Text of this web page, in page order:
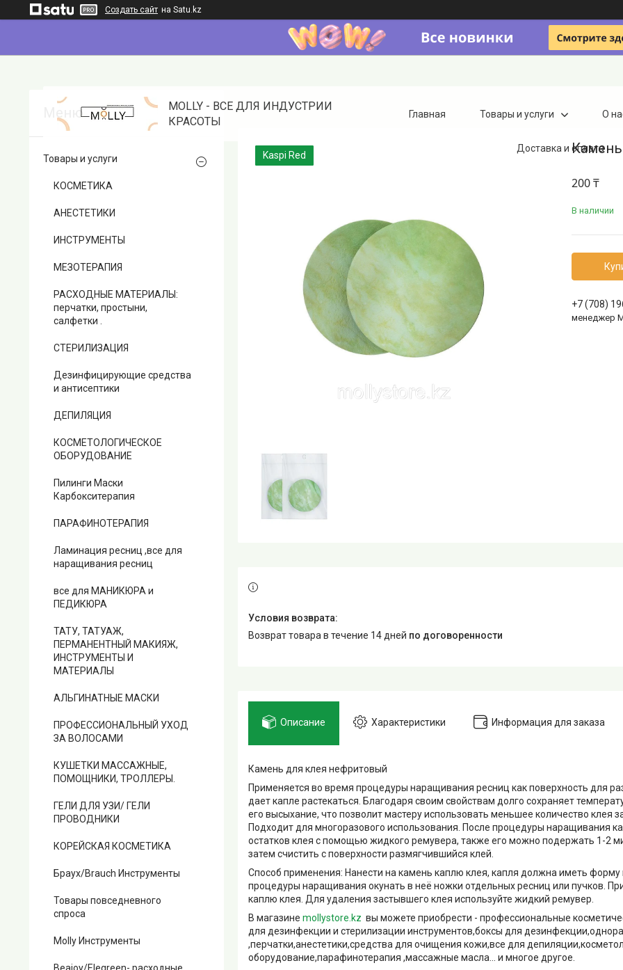
Создать сайт на Satu.kz
MOLLY - ВСЕ ДЛЯ ИНДУСТРИИ
КРАСОТЫ
Главная Товары и услуги О
Доставка и оплата
Kaspi Red
200 ₸
В наличии
+7 (708)
менеджер
возврат товара в течение 14 дней по договоренности
Описание Характеристики Информация для заказа
Камень для клея нефритовый
Применяется во время процедуры наращивания ресниц как поверхность для
дает капле растекаться. Благодаря своим свойствам долго сохраняет
его высыхание, что позволит мастеру использовать меньшее количество клея
Подходит для многоразового использования. После процедуры наращивания
остатков клея с помощью жидкого ремувера, также его можно подержать 1-2
затем счистить с поверхности размягчившийся клей.
Способ применения: Нанести на камень каплю клея, капля должна иметь форму
процедуры наращивания окунать в неё ножки отдельных ресниц или пучков.
каплю клея. Для удаления застывшего клея используйте жидкий ремувер.
В магазине mollystore.kz вы можете приобрести - профессиональные
для дезинфекции и стерилизации инструментов,боксы для
,перчатки,анестетики,средства для очищения кожи,все для
оборудование,парафинотерапия ,массажные масла... и многое другое.
Товары и услуги
КОСМЕТИКА
АНЕСТЕТИКИ
ИНСТРУМЕНТЫ
МЕЗОТЕРАПИЯ
РАСХОДНЫЕ МАТЕРИАЛЫ:
перчатки, простыни,
салфетки .
СТЕРИЛИЗАЦИЯ
Дезинфицирующие средства
и антисептики
ДЕПИЛЯЦИЯ
КОСМЕТОЛОГИЧЕСКОЕ
ОБОРУДОВАНИЕ
Пилинги Маски
Карбокситерапия
ПАРАФИНОТЕРАПИЯ
Ламинация ресниц ,все для
наращивания ресниц
все для МАНИКЮРА и
ПЕДИКЮРА
ТАТУ, ТАТУАЖ,
ПЕРМАНЕНТНЫЙ МАКИЯЖ,
ИНСТРУМЕНТЫ И
МАТЕРИАЛЫ
АЛЬГИНАТНЫЕ МАСКИ
ПРОФЕССИОНАЛЬНЫЙ УХОД
ЗА ВОЛОСАМИ
КУШЕТКИ МАССАЖНЫЕ,
ПОМОЩНИКИ, ТРОЛЛЕРЫ.
ГЕЛИ ДЛЯ УЗИ/ ГЕЛИ
ПРОВОДНИКИ
КОРЕЙСКАЯ КОСМЕТИКА
Браух/Brauch Инструменты
Товары повседневного
спроса
Molly Инструменты